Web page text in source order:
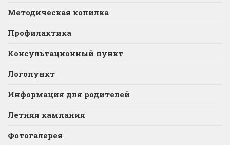
Методическая копилка
Профилактика
Консультационный пункт
Логопункт
Информация для родителей
Летняя кампания
Фотогалерея